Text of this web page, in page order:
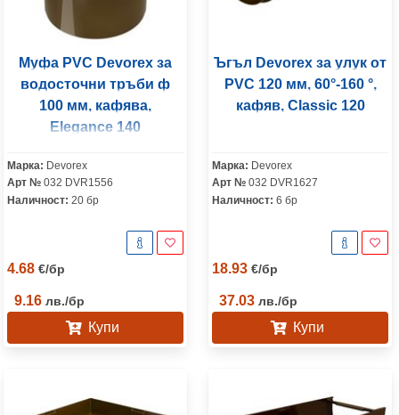
Муфа PVC Devorex за
водосточни тръби ф
100 мм, кафява,
Elegance 140
Марка: Devorex
Арт № 032 DVR1556
Наличност: 20 бр
4.68 €/бр
9.16 лв./бр
Купи
Ъгъл Devorex за улук от
PVC 120 мм, 60°-160 °,
кафяв, Classic 120
Марка: Devorex
Арт № 032 DVR1627
Наличност: 6 бр
18.93 €/бр
37.03 лв./бр
Купи